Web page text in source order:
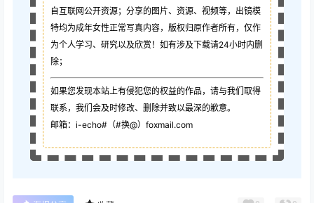
自互联网公开资源； 分享的图片、资源、视频等，出镜模
特均为成年女性正常写真内容，版权归原作者所有，仅作
为个人学习、研究以及欣赏！如有涉及下载请24小时内删
除；
如果您发现本站上有侵犯您的权益的作品，请与我们取得
联系，我们会及时修改、删除并致以最深的歉意。
邮箱：i-echo#（#换@）foxmail.com